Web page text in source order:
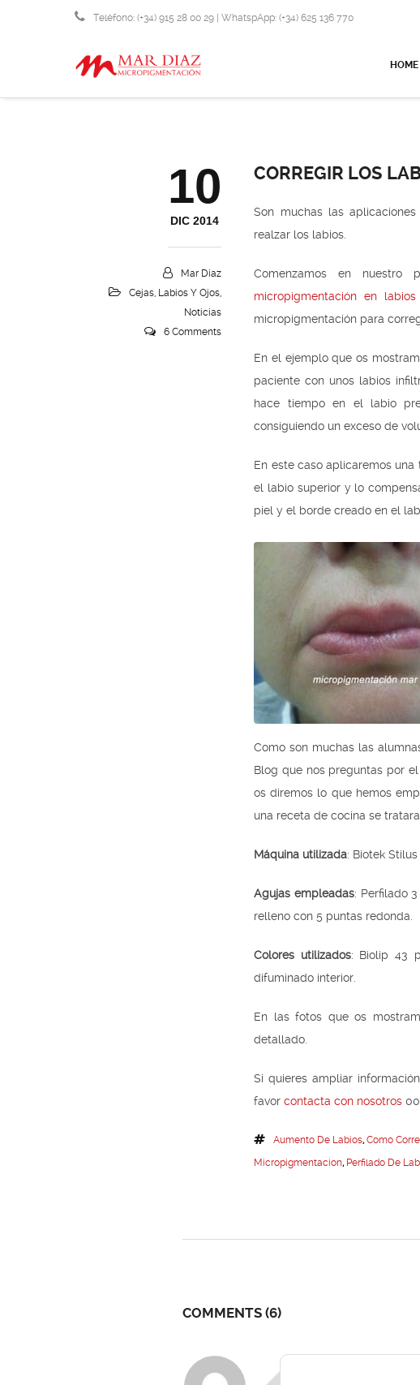
Teléfono: (+34) 915 28 00 29 | WhatspApp: (+34) 625 136 770
HOME
10
DIC 2014
Mar Diaz
Cejas, Labios Y Ojos,
Noticias
6 Comments
CORREGIR LOS
Son muchas las
realzar los labios.
Comenzamos en
micropigmentación en labios
micropigmentación para
En el ejemplo que os
paciente con unos labios
hace tiempo en el labio
consiguiendo un exceso de
En este caso aplicaremos
el labio superior y lo
piel y el borde creado en el
Como son muchas las
Blog que nos preguntas por
os diremos lo que hemos
una receta de cocina se
Máquina utilizada: Biotek Stilus
Agujas empleadas: Perfilado
relleno con 5 puntas redonda.
Colores utilizados: Biolip 43
difuminado interior.
En las fotos que os
detallado.
Si quieres ampliar
favorcontacta con nosotros
Aumento De Labios,Como
Micropigmentacion, Perfilado De
COMMENTS (6)